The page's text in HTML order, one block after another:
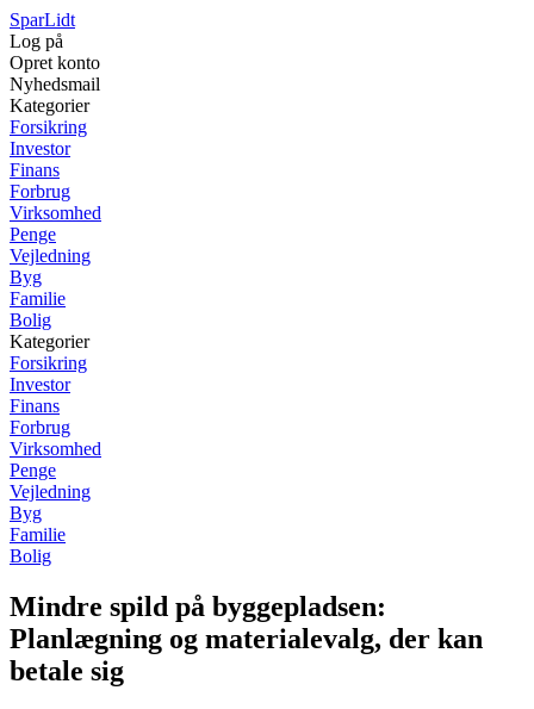
SparLidt
Log på
Opret konto
Nyhedsmail
Kategorier
Forsikring
Investor
Finans
Forbrug
Virksomhed
Penge
Vejledning
Byg
Familie
Bolig
Kategorier
Forsikring
Investor
Finans
Forbrug
Virksomhed
Penge
Vejledning
Byg
Familie
Bolig
Mindre spild på byggepladsen:
Planlægning og materialevalg, der kan
betale sig